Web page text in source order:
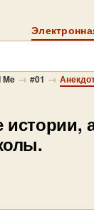
Me → #01 →